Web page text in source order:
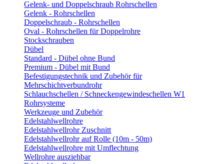
Gelenk- und Doppelschraub Rohrschellen
Gelenk - Rohrschellen
Doppelschraub - Rohrschellen
Oval - Rohrschellen für Doppelrohre
Stockschrauben
Dübel
Standard - Dübel ohne Bund
Premium - Dübel mit Bund
Befestigungstechnik und Zubehör für
Mehrschichtverbundrohr
Schlauchschellen / Schneckengewindeschellen W1
Rohrsysteme
Werkzeuge und Zubehör
Edelstahlwellrohre
Edelstahlwellrohr Zuschnitt
Edelstahlwellrohr auf Rolle (10m - 50m)
Edelstahlwellrohre mit Umflechtung
Wellrohre ausziehbar